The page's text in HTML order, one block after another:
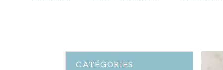
CATÉGORIES